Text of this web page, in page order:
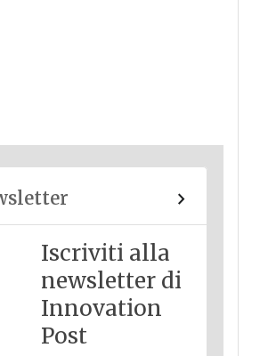
Iscriviti alla
newsletter di
Innovation
Post